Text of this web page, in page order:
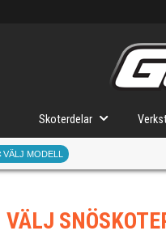
Skoterdelar
VÄLJ MODELL
VÄLJ